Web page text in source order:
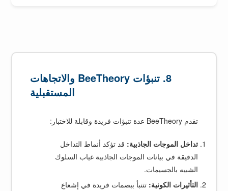
8. تنبؤات BeeTheory والاتجاهات
المستقبلية
تقدم BeeTheory عدة تنبؤات فريدة وقابلة للاختبار:
تداخل الموجات الجاذبية: قد تؤكد أنماط التداخل
الدقيقة في بيانات الموجات الجاذبية غياب السلوك
الشبيه بالجسيمات.
التأثيرات الكونية: تتنبأ ببصمات فريدة في إشعاع